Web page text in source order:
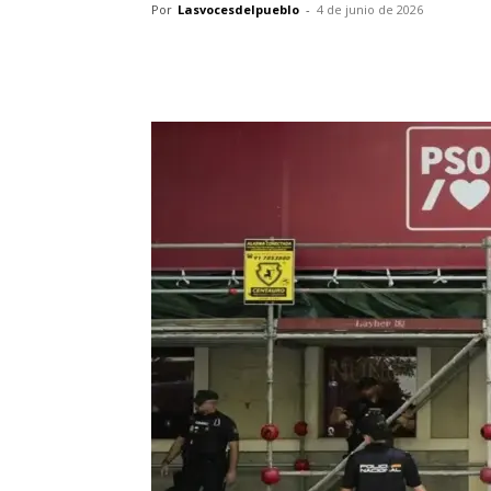
Por Lasvocesdelpueblo - 4 de junio de 2026